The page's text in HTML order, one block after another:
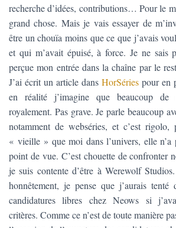
recherche d’idées, contributions… Pour le
grand chose. Mais je vais essayer de
être un chouïa moins que ce que j’avais
et qui m’avait épuisé, à force. Je ne sais
perçue mon entrée dans la chaîne par le
J’ai écrit un article dans HorSéries pour en
en réalité j’imagine que beaucoup de
royalement. Pas grave. Je parle beaucoup
notamment de webséries, et c’est rigolo,
« vieille » que moi dans l’univers, elle n’a
point de vue. C’est chouette de confronter
je suis contente d’être à Werewolf
honnêtement, je pense que j’aurais tenté
candidatures libres chez Neows si
critères. Comme ce n’est de toute manière